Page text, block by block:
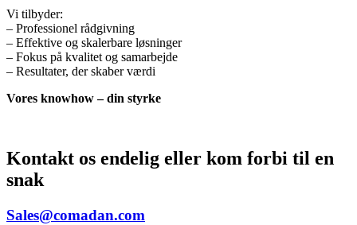
Vi tilbyder:
– Professionel rådgivning
– Effektive og skalerbare løsninger
– Fokus på kvalitet og samarbejde
– Resultater, der skaber værdi
Vores knowhow – din styrke
Kontakt os endelig eller kom forbi til en
snak
Sales@comadan.com